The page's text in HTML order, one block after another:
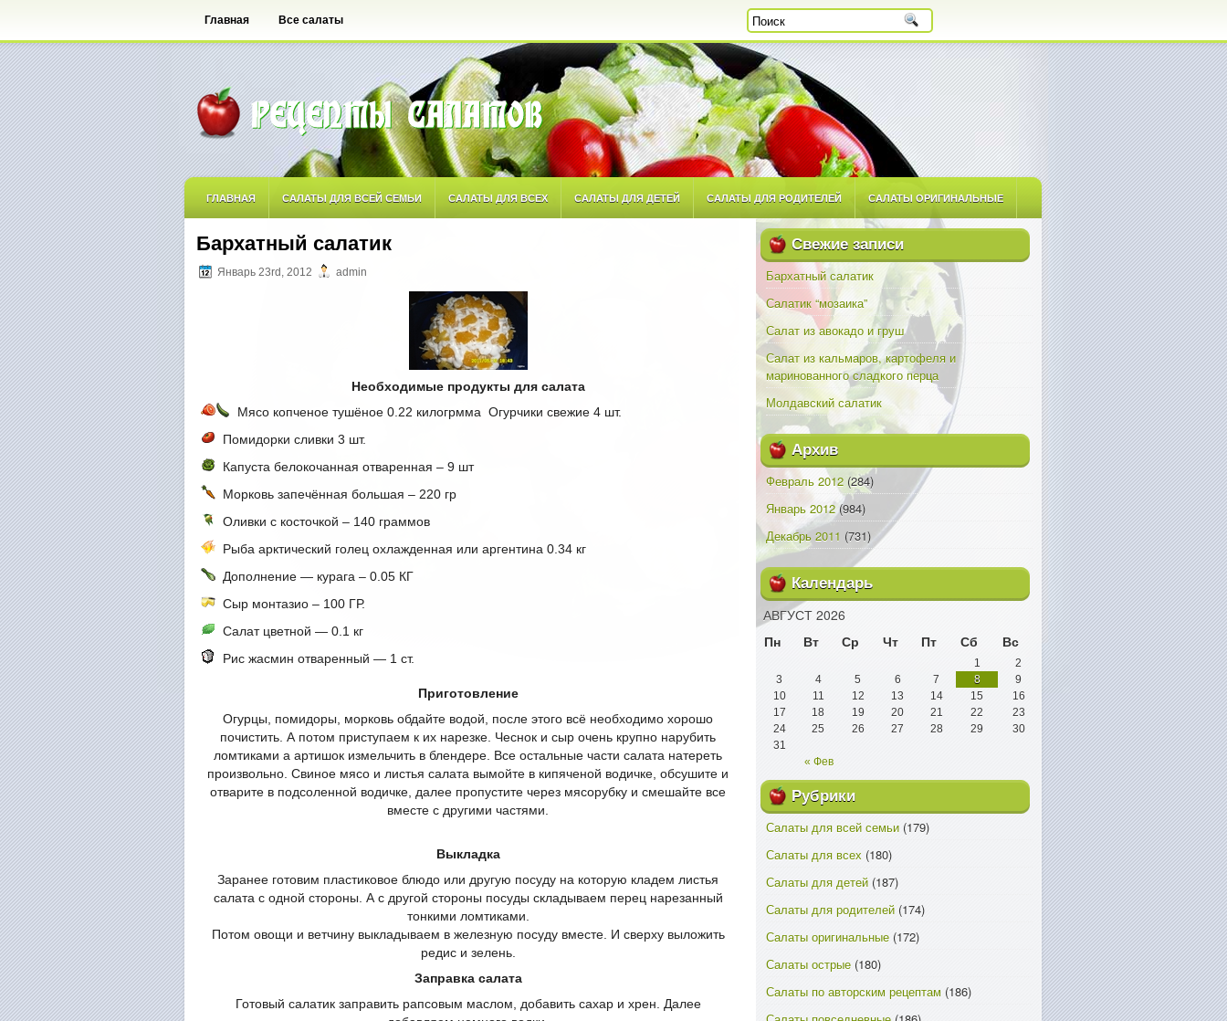
Главная Все салаты
ГЛАВНАЯ САЛАТЫ ДЛЯ ВСЕЙ СЕМЬИ САЛАТЫ ДЛЯ ВСЕХ САЛАТЫ ДЛЯ ДЕТЕЙ САЛАТЫ ДЛЯ РОДИТЕЛЕЙ САЛАТЫ ОРИГИНАЛЬНЫЕ
САЛАТЫ ОСТРЫЕ САЛАТЫ ПО АВТОРСКИМ РЕЦЕПТАМ САЛАТЫ ПРАЗДНИЧНЫЕ САЛАТЫ С ПРИПРАВАМИ
САЛАТЫ С ФРУКТАМИ
Бархатный салатик
Январь 23rd, 2012 admin
Необходимые продукты для салата
Мясо копченое тушёное 0.22 килогрмма Огурчики свежие 4 шт.
Помидорки сливки 3 шт.
Капуста белокочанная отваренная – 9 шт
Морковь запечённая большая – 220 гр
Оливки с косточкой – 140 граммов
Рыба арктический голец охлажденная или аргентина 0.34 кг
Дополнение — курага – 0.05 КГ
Сыр монтазио – 100 ГР.
Салат цветной — 0.1 кг
Рис жасмин отваренный — 1 ст.
Приготовление
Огурцы, помидоры, морковь обдайте водой, после этого всё необходимо хорошо
почистить. А потом приступаем к их нарезке. Чеснок и сыр очень крупно нарубить
ломтиками а артишок измельчить в блендере. Все остальные части салата натереть
произвольно. Свиное мясо и листья салата вымойте в кипяченой водичке, обсушите и
отварите в подсоленной водичке, далее пропустите через мясорубку и смешайте все
вместе с другими частями.
Выкладка
Заранее готовим пластиковое блюдо или другую посуду на которую кладем листья
салата с одной стороны. А с другой стороны посуды складываем перец нарезанный
тонкими ломтиками.
Потом овощи и ветчину выкладываем в железную посуду вместе. И сверху выложить
редис и зелень.
Заправка салата
Готовый салатик заправить рапсовым маслом, добавить сахар и хрен. Далее
Свежие записи
Бархатный салатик
Салатик “мозаика”
Салат из авокадо и груш
Салат из кальмаров, картофеля и
маринованного сладкого перца
Молдавский салатик
Архив
Февраль 2012 (284)
Январь 2012(984)
Декабрь 2011 (731)
Календарь
АВГУСТ 2026
Пн
Вт Ср Чт Пт Сб Вс
« Фев
1
2
3
4 5 6 7 8
9
10
11 12 13 14 15
16
17
18 19 20 21 22
23
24
25 26 27 28 29
30
31
Рубрики
Салаты для всей семьи (179)
Салаты для всех (180)
Салаты для детей (187)
Салаты для родителей (174)
Салаты оригинальные (172)
Салаты острые (180)
Салаты по авторским рецептам (186)